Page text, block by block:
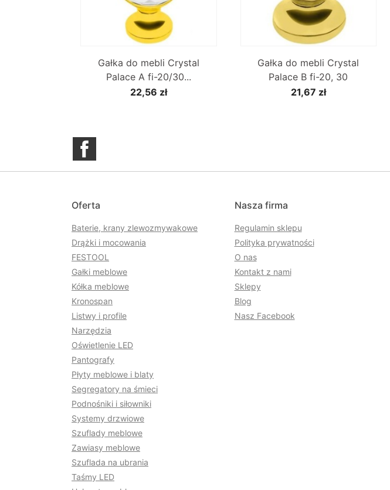
Gałka do mebli Crystal
Palace A fi-20/30...
22,56 zł
Gałka do mebli Crystal
Palace B fi-20, 30
21,67 zł
Oferta
Baterie, krany zlewozmywakowe
Drążki i mocowania
FESTOOL
Gałki meblowe
Kółka meblowe
Kronospan
Listwy i profile
Narzędzia
Oświetlenie LED
Pantografy
Płyty meblowe i blaty
Segregatory na śmieci
Podnośniki i siłowniki
Systemy drzwiowe
Szuflady meblowe
Zawiasy meblowe
Szuflada na ubrania
Taśmy LED
Nasza firma
Regulamin sklepu
Polityka prywatności
O nas
Kontakt z nami
Sklepy
Blog
Nasz Facebook